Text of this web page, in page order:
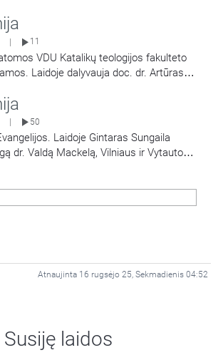
mokslo
11
VDU Katalikų teologijos fakulteto
Laidoje dalyvauja doc. dr. Artūras
šio fakulteto dekanas doc. dr.
50
Laidoje Gintaras Sungaila
dr. Valdą Mackelą, Vilniaus ir Vytauto
skaitantį kursą apie
Atnaujinta 16 rugsėjo 25, Sekmadienis 04:52
Susiję laidos